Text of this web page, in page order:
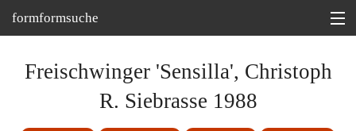
formformsuche
Freischwinger 'Sensilla', Christoph
R. Siebrasse 1988